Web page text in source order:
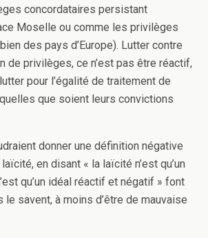
concordataires persistant
Moselle ou comme les privilèges
des pays d’Europe). Lutter contre
de privilèges, ce n’est pas être réactif,
pour l’égalité de traitement de
que soient leurs convictions
donner une définition négative
en disant « la laïcité n’est qu’un
qu’un idéal réactif et négatif » font
savent, à moins d’être de mauvaise